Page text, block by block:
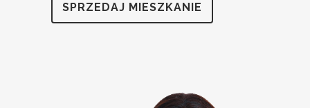
SPRZEDAJ MIESZKANIE